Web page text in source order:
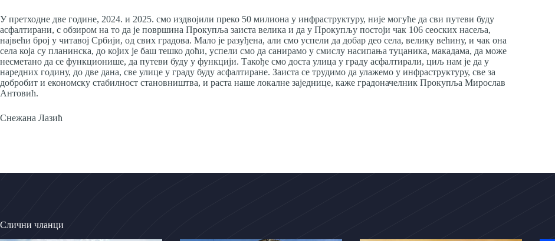
У претходне две године, 2024. и 2025. смо издвојили преко 50 милиона у инфраструктуру, није могуће да сви путеви буду
асфалтирани, с обзиром на то да је површина Прокупља заиста велика и да у Прокупљу постоји чак 106 сеоских насеља,
највећи број у читавој Србији, од свих градова. Мало је разуђена, али смо успели да добар део села, велику већину, и чак она
села која су планинска, до којих је баш тешко доћи, успели смо да санирамо у смислу насипања туцаника, макадама, да може
несметано да се функционише, да путеви буду у функцији. Такође смо доста улица у граду асфалтирали, циљ нам је да у
наредних годину, до две дана, све улице у граду буду асфалтиране. Заиста се трудимо да улажемо у инфраструктуру, све за
добробит и економску стабилност становништва, и раста наше локалне заједнице, каже градоначелник Прокупља Мирослав
Антовић.
Снежана Лазић
Слични чланци